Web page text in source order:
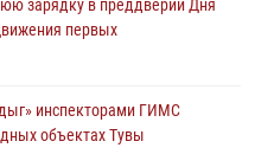
зарядку в преддверии Дня
первых
инспекторами ГИМС
объектах Тувы